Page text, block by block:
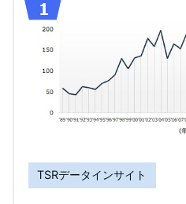
TSRデータインサイト